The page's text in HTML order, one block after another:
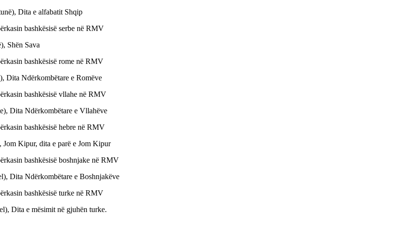
Dita e alfabatit Shqip
bashkësisë serbe në RMV
Shën Sava
bashkësisë rome në RMV
Dita Ndërkombëtare e Romëve
bashkësisë vllahe në RMV
Dita Ndërkombëtare e Vllahëve
bashkësisë hebre në RMV
Jom Kipur, dita e parë e Jom Kipur
bashkësisë boshnjake në RMV
Dita Ndërkombëtare e Boshnjakëve
bashkësisë turke në RMV
Dita e mësimit në gjuhën turke.